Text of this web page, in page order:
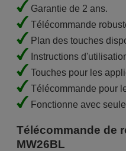
Garantie de 2 ans.
Télécommande
Plan des touches
Instructions
Touches pour les
Télécommande pour
Fonctionne avec
Télécommande de
MW26BL